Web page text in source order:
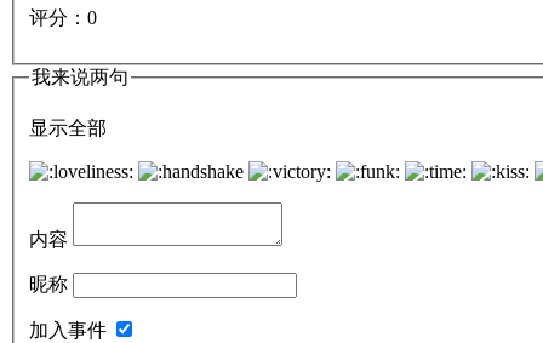
评分： 0
我来说两句
显示全部
内容
昵称
加入事件